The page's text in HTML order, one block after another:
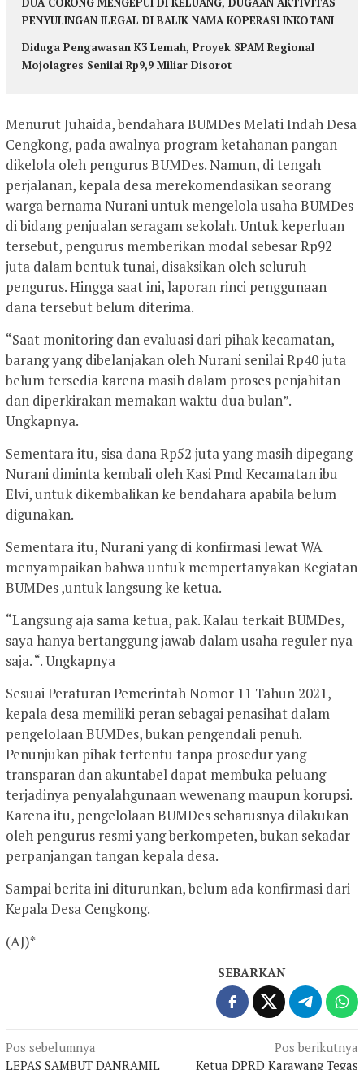
PENYULINGAN ILEGAL DI BALIK NAMA KOPERASI INKOTANI
Diduga Pengawasan K3 Lemah, Proyek SPAM Regional
Mojolagres Senilai Rp9,9 Miliar Disorot
Menurut Juhaida, bendahara BUMDes Melati Indah Desa
Cengkong, pada awalnya program ketahanan pangan
dikelola oleh pengurus BUMDes. Namun, di tengah
perjalanan, kepala desa merekomendasikan seorang
warga bernama Nurani untuk mengelola usaha BUMDes
di bidang penjualan seragam sekolah. Untuk keperluan
tersebut, pengurus memberikan modal sebesar Rp92
juta dalam bentuk tunai, disaksikan oleh seluruh
pengurus. Hingga saat ini, laporan rinci penggunaan
dana tersebut belum diterima.
“Saat monitoring dan evaluasi dari pihak kecamatan,
barang yang dibelanjakan oleh Nurani senilai Rp40 juta
belum tersedia karena masih dalam proses penjahitan
dan diperkirakan memakan waktu dua bulan”.
Ungkapnya.
Sementara itu, sisa dana Rp52 juta yang masih dipegang
Nurani diminta kembali oleh Kasi Pmd Kecamatan ibu
Elvi, untuk dikembalikan ke bendahara apabila belum
digunakan.
Sementara itu, Nurani yang di konfirmasi lewat WA
menyampaikan bahwa untuk mempertanyakan Kegiatan
BUMDes ,untuk langsung ke ketua.
“Langsung aja sama ketua, pak. Kalau terkait BUMDes,
saya hanya bertanggung jawab dalam usaha reguler nya
saja. “. Ungkapnya
Sesuai Peraturan Pemerintah Nomor 11 Tahun 2021,
kepala desa memiliki peran sebagai penasihat dalam
pengelolaan BUMDes, bukan pengendali penuh.
Penunjukan pihak tertentu tanpa prosedur yang
transparan dan akuntabel dapat membuka peluang
terjadinya penyalahgunaan wewenang maupun korupsi.
Karena itu, pengelolaan BUMDes seharusnya dilakukan
oleh pengurus resmi yang berkompeten, bukan sekadar
perpanjangan tangan kepala desa.
Sampai berita ini diturunkan, belum ada konfirmasi dari
Kepala Desa Cengkong.
(AJ)*
SEBARKAN
Navigasi
Pos sebelumnya
LEPAS SAMBUT DANRAMIL
Pos berikutnya
Ketua DPRD Karawang Tegas